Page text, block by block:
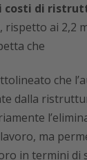
di
, rispetto ai 2,2
che
che
dalla
ma
in termini di